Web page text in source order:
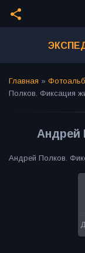
share
Главная »
Полков. Фиксация
Андрей
Андрей Полков.